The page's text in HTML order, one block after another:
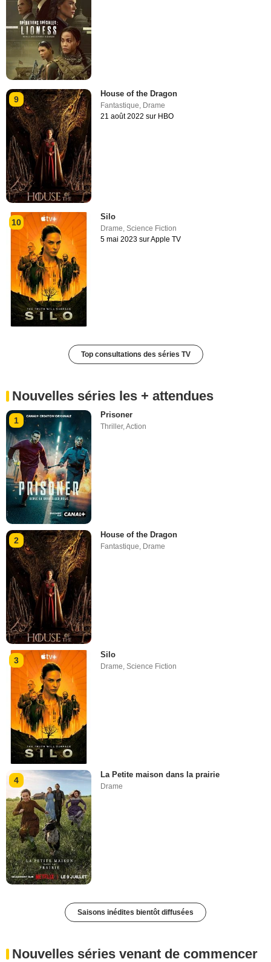
9
House of the Dragon
Fantastique, Drame
21 août 2022 sur HBO
10
Silo
Drame,Science Fiction
5 mai 2023 sur Apple TV
Top consultations des séries TV
Nouvelles séries les + attendues
1
Prisoner
Thriller,Action
2
House of the Dragon
Fantastique, Drame
3
Silo
Drame,Science Fiction
4
La Petite maison dans la prairie
Drame
Saisons inédites bientôt diffusées
Nouvelles séries venant de commencer